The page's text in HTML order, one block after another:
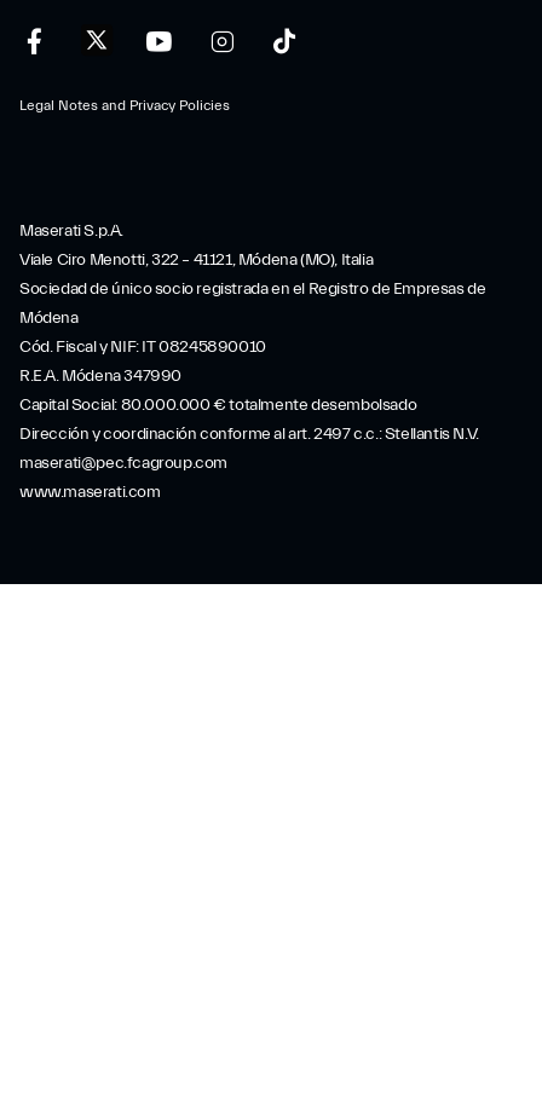
Legal Notes and Privacy Policies
Maserati S.p.A.
Viale Ciro Menotti, 322 – 41121, Módena (MO), Italia
Sociedad de único socio registrada en el Registro de Empresas de
Módena
Cód. Fiscal y NIF: IT 08245890010
R.E.A. Módena 347990
Capital Social: 80.000.000 € totalmente desembolsado
Dirección y coordinación conforme al art. 2497 c.c.: Stellantis N.V.
maserati@pec.fcagroup.com
www.maserati.com